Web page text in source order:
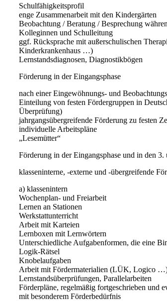
Schulfähigkeitsprofil
enge Zusammenarbeit mit den Kindergärten
Beobachtung / Beratung / Besprechung
Kolleginnen und Schulleitung
ggf. Rücksprache mit außerschulischen
Kinderkrankenhaus …)
Lernstandsdiagnosen, Diagnostikbögen
Förderung in der Eingangsphase
nach einer Eingewöhnungs- und
Einteilung von festen Fördergruppen in
Überprüfung)
jahrgangsübergreifende Förderung zu festen
individuelle Arbeitspläne
„Lesemütter“
Förderung in der Eingangsphase und in den 3.
klasseninterne, -externe und -übergreifende
a) klassenintern
Wochenplan- und Freiarbeit
Lernen an Stationen
Werkstattunterricht
Arbeit mit Karteien
Lernboxen mit Lernwörtern
Unterschiedliche Aufgabenformen, die eine
Logik-Rätsel
Knobelaufgaben
Arbeit mit Fördermaterialien (LÜK, Logico
Lernstandsüberprüfungen, Parallelarbeiten
Förderpläne, regelmäßig fortgeschrieben und
mit besonderem Förderbedürfnis